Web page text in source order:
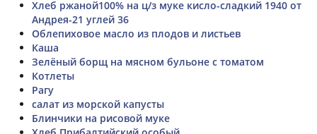
Хлеб ржаной100% на ц/з муке кисло-сладкий 1940 от
Андрея-21 углей 36
Облепиховое масло из плодов и листьев
Каша
Зелёный борщ на мясном бульоне с томатом
Котлеты
Рагу
салат из морской капусты
Блинчики на рисовой муке